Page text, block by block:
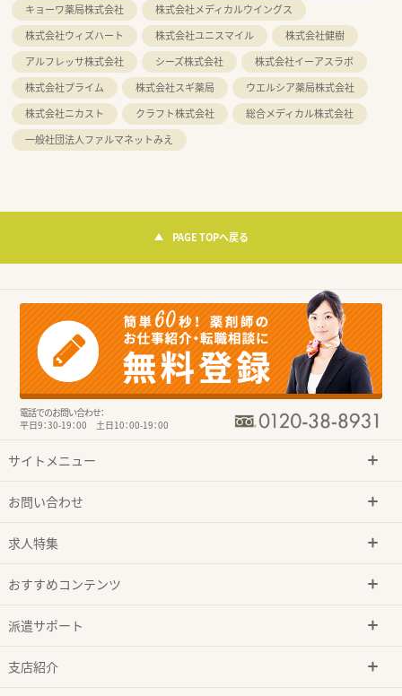
キョーワ薬局株式会社
株式会社メディカルウイングス
株式会社ウィズハート
株式会社ユニスマイル
株式会社健樹
アルフレッサ株式会社
シーズ株式会社
株式会社イーアスラボ
株式会社プライム
株式会社スギ薬局
ウエルシア薬局株式会社
株式会社ニカスト
クラフト株式会社
総合メディカル株式会社
一般社団法人ファルマネットみえ
PAGE TOPへ戻る
電話でのお問い合わせ：
平日9：30-19：00 土日10：00-19：00
サイトメニュー
お問い合わせ
求人特集
おすすめコンテンツ
派遣サポート
支店紹介